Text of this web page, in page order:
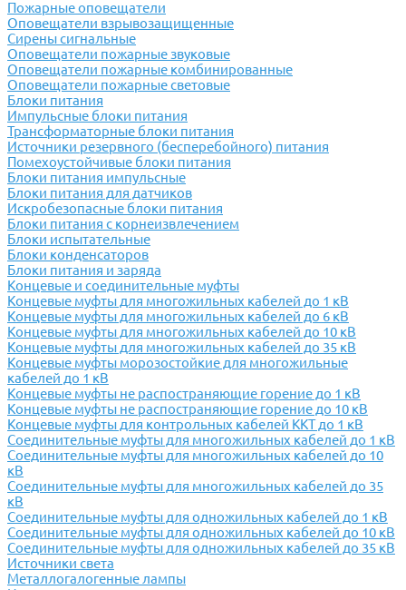
Пожарные оповещатели
Оповещатели взрывозащищенные
Сирены сигнальные
Оповещатели пожарные звуковые
Оповещатели пожарные комбинированные
Оповещатели пожарные световые
Блоки питания
Импульсные блоки питания
Трансформаторные блоки питания
Источники резервного (бесперебойного) питания
Помехоустойчивые блоки питания
Блоки питания импульсные
Блоки питания для датчиков
Искробезопасные блоки питания
Блоки питания с корнеизвлечением
Блоки испытательные
Блоки конденсаторов
Блоки питания и заряда
Концевые и соединительные муфты
Концевые муфты для многожильных кабелей до 1 кВ
Концевые муфты для многожильных кабелей до 6 кВ
Концевые муфты для многожильных кабелей до 10 кВ
Концевые муфты для многожильных кабелей до 35 кВ
Концевые муфты морозостойкие для многожильные
кабелей до 1 кВ
Концевые муфты не распостраняющие горение до 1 кВ
Концевые муфты не распостраняющие горение до 10 кВ
Концевые муфты для контрольных кабелей ККТ до 1 кВ
Соединительные муфты для многожильных кабелей до 1 кВ
Соединительные муфты для многожильных кабелей до 10
кВ
Соединительные муфты для многожильных кабелей до 35
кВ
Соединительные муфты для одножильных кабелей до 1 кВ
Соединительные муфты для одножильных кабелей до 10 кВ
Соединительные муфты для одножильных кабелей до 35 кВ
Источники света
Металлогалогенные лампы